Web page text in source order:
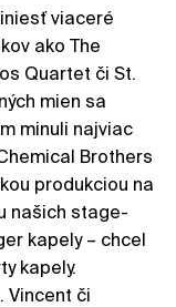
viaceré
ako The
Quartet či St.
mien sa
minuli najviac
Brothers
produkciou na
našich stage-
kapely – chcel
kapely.
Vincent či